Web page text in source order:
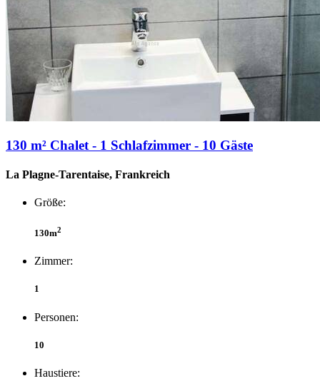
130 m² Chalet - 1 Schlafzimmer - 10 Gäste
La Plagne-Tarentaise, Frankreich
Größe:
130m2
Zimmer:
1
Personen:
10
Haustiere: